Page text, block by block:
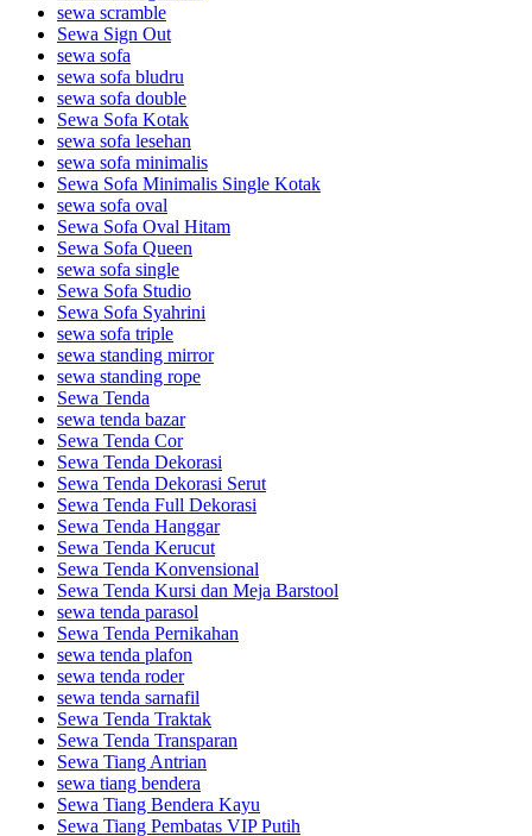
sewa scramble
Sewa Sign Out
sewa sofa
sewa sofa bludru
sewa sofa double
Sewa Sofa Kotak
sewa sofa lesehan
sewa sofa minimalis
Sewa Sofa Minimalis Single Kotak
sewa sofa oval
Sewa Sofa Oval Hitam
Sewa Sofa Queen
sewa sofa single
Sewa Sofa Studio
Sewa Sofa Syahrini
sewa sofa triple
sewa standing mirror
sewa standing rope
Sewa Tenda
sewa tenda bazar
Sewa Tenda Cor
Sewa Tenda Dekorasi
Sewa Tenda Dekorasi Serut
Sewa Tenda Full Dekorasi
Sewa Tenda Hanggar
Sewa Tenda Kerucut
Sewa Tenda Konvensional
Sewa Tenda Kursi dan Meja Barstool
sewa tenda parasol
Sewa Tenda Pernikahan
sewa tenda plafon
sewa tenda roder
sewa tenda sarnafil
Sewa Tenda Traktak
Sewa Tenda Transparan
Sewa Tiang Antrian
sewa tiang bendera
Sewa Tiang Bendera Kayu
Sewa Tiang Pembatas VIP Putih